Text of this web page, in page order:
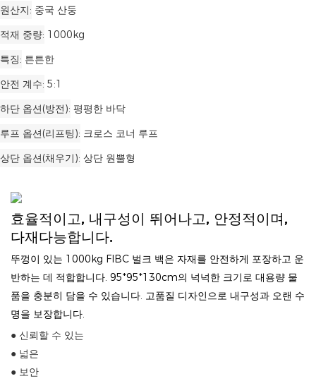
원산지 중국 산둥
적재 중량 1000kg
특징 튼튼한
안전 계수 5:1
하단 옵션(방전) 평평한 바닥
루프 옵션(리프팅) 크로스 코너 루프
상단 옵션(채우기) 상단 원뿔형
효율적이고, 내구성이 뛰어나고, 안정적이며,
다재다능합니다.
뚜껑이 있는 1000kg FIBC 벌크 백은 자재를 안전하게 포장하고 운
반하는 데 적합합니다. 95*95*130cm의 넉넉한 크기로 대용량 물
품을 충분히 담을 수 있습니다. 고품질 디자인으로 내구성과 오랜 수
명을 보장합니다.
● 신뢰할 수 있는
● 넓은
● 보안